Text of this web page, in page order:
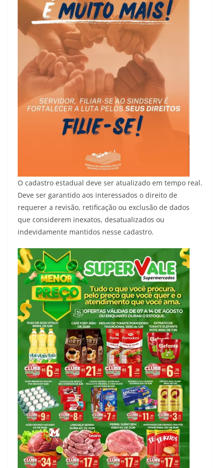
O cadastro estadual deve ser atualizado em tempo real.
Deve ser garantido aos interessados o direito de
requerer a revisão, retificação ou exclusão de dados
que considerem inexatos, desatualizados ou
indevidamente mantidos nesse cadastro.